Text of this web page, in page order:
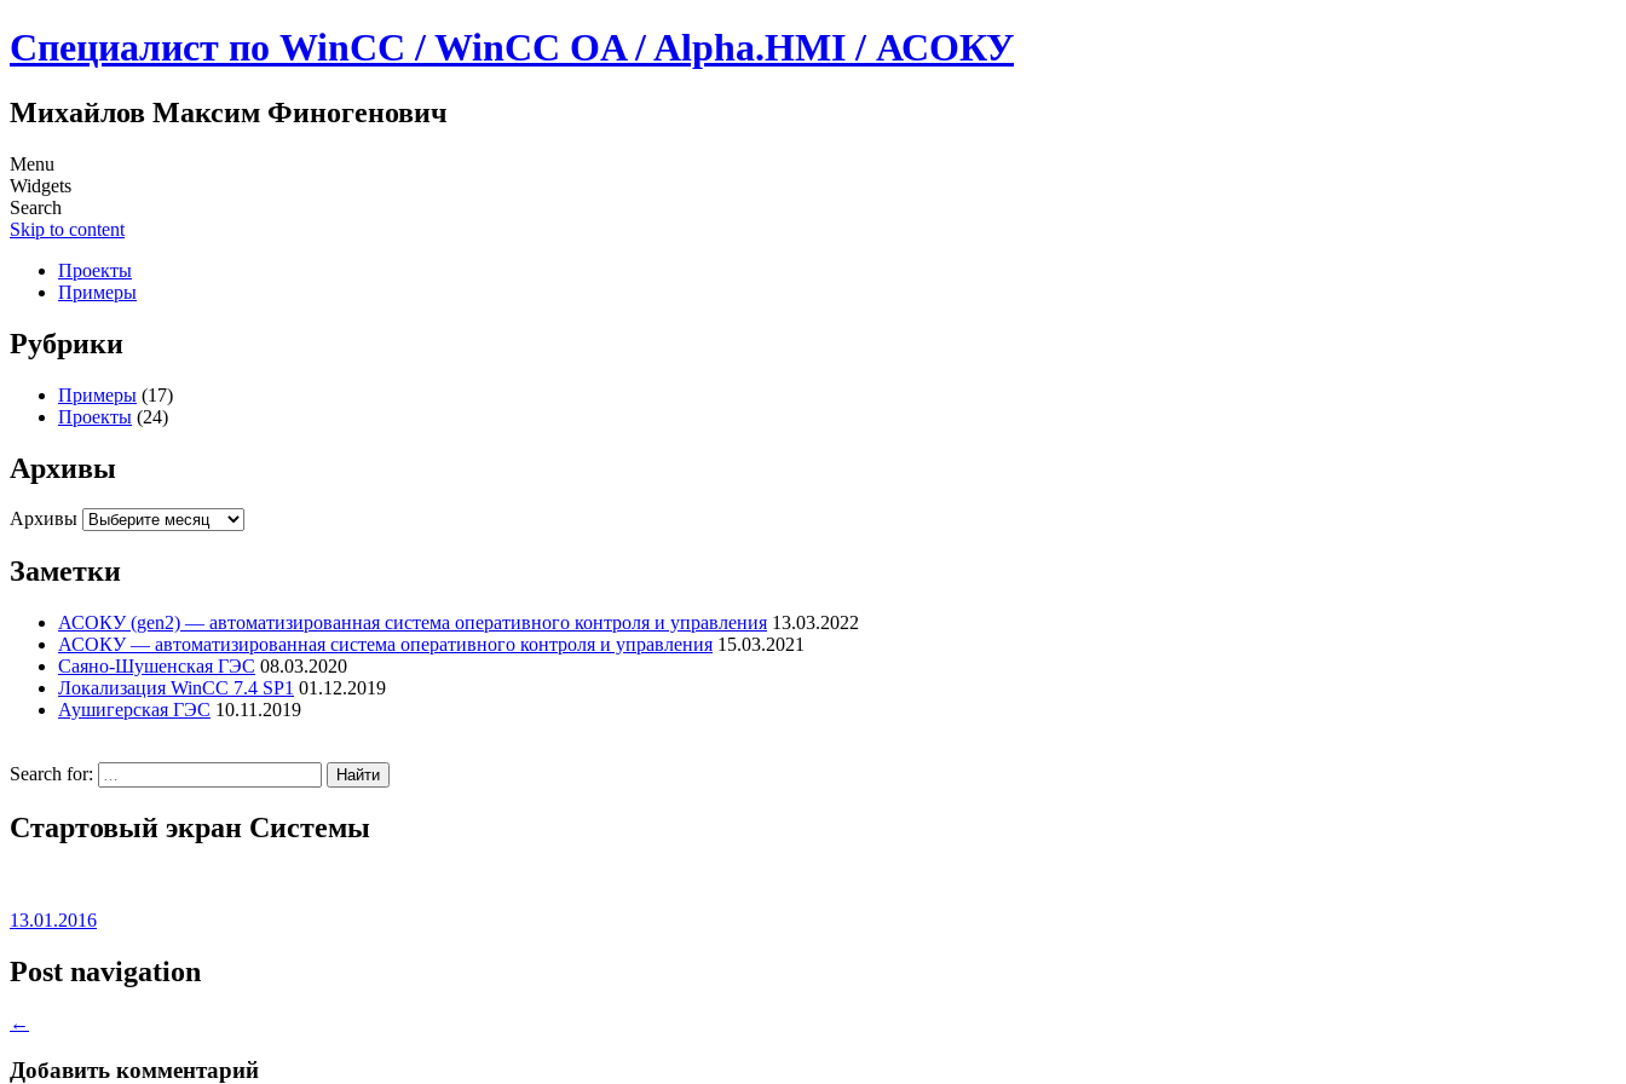
Специалист по WinCC / WinCC OA / Alpha.HMI / АСОКУ
Михайлов Максим Финогенович
Menu
Widgets
Search
Skip to content
Проекты
Примеры
Рубрики
Примеры (17)
Проекты (24)
Архивы
Архивы
Заметки
АСОКУ (gen2) — автоматизированная система оперативного контроля и управления 13.03.2022
АСОКУ — автоматизированная система оперативного контроля и управления 15.03.2021
Саяно-Шушенская ГЭС 08.03.2020
Локализация WinCC 7.4 SP1 01.12.2019
Аушигерская ГЭС 10.11.2019
Search for:
Стартовый экран Системы
13.01.2016
Post navigation
←
Добавить комментарий